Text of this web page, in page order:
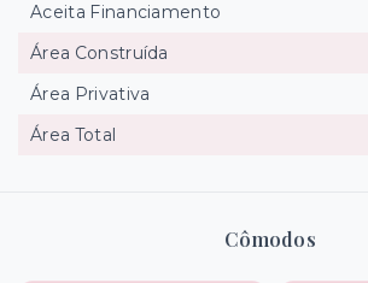
Cômodos
Aceita Financiamento
Área Construída
Área Privativa
Área Total